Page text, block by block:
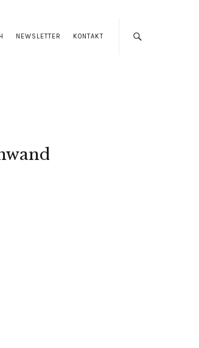
NEWSLETTER KONTAKT